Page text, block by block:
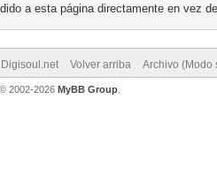
a esta página directamente en vez
Digisoul.net Volver arriba Archivo (Modo
2002-2026 MyBB Group.